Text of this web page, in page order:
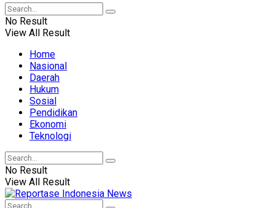
No Result
View All Result
Home
Nasional
Daerah
Hukum
Sosial
Pendidikan
Ekonomi
Teknologi
No Result
View All Result